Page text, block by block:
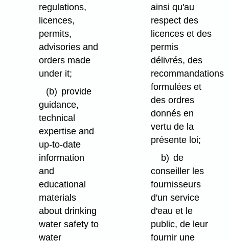
regulations,
licences,
permits,
advisories and
orders made
under it;
(b) provide
guidance,
technical
expertise and
up-to-date
information
and
educational
materials
about drinking
water safety to
water
ainsi qu'au
respect des
licences et des
permis
délivrés, des
recommandations
formulées et
des ordres
donnés en
vertu de la
présente loi;
b) de
conseiller les
fournisseurs
d'un service
d'eau et le
public, de leur
fournir une